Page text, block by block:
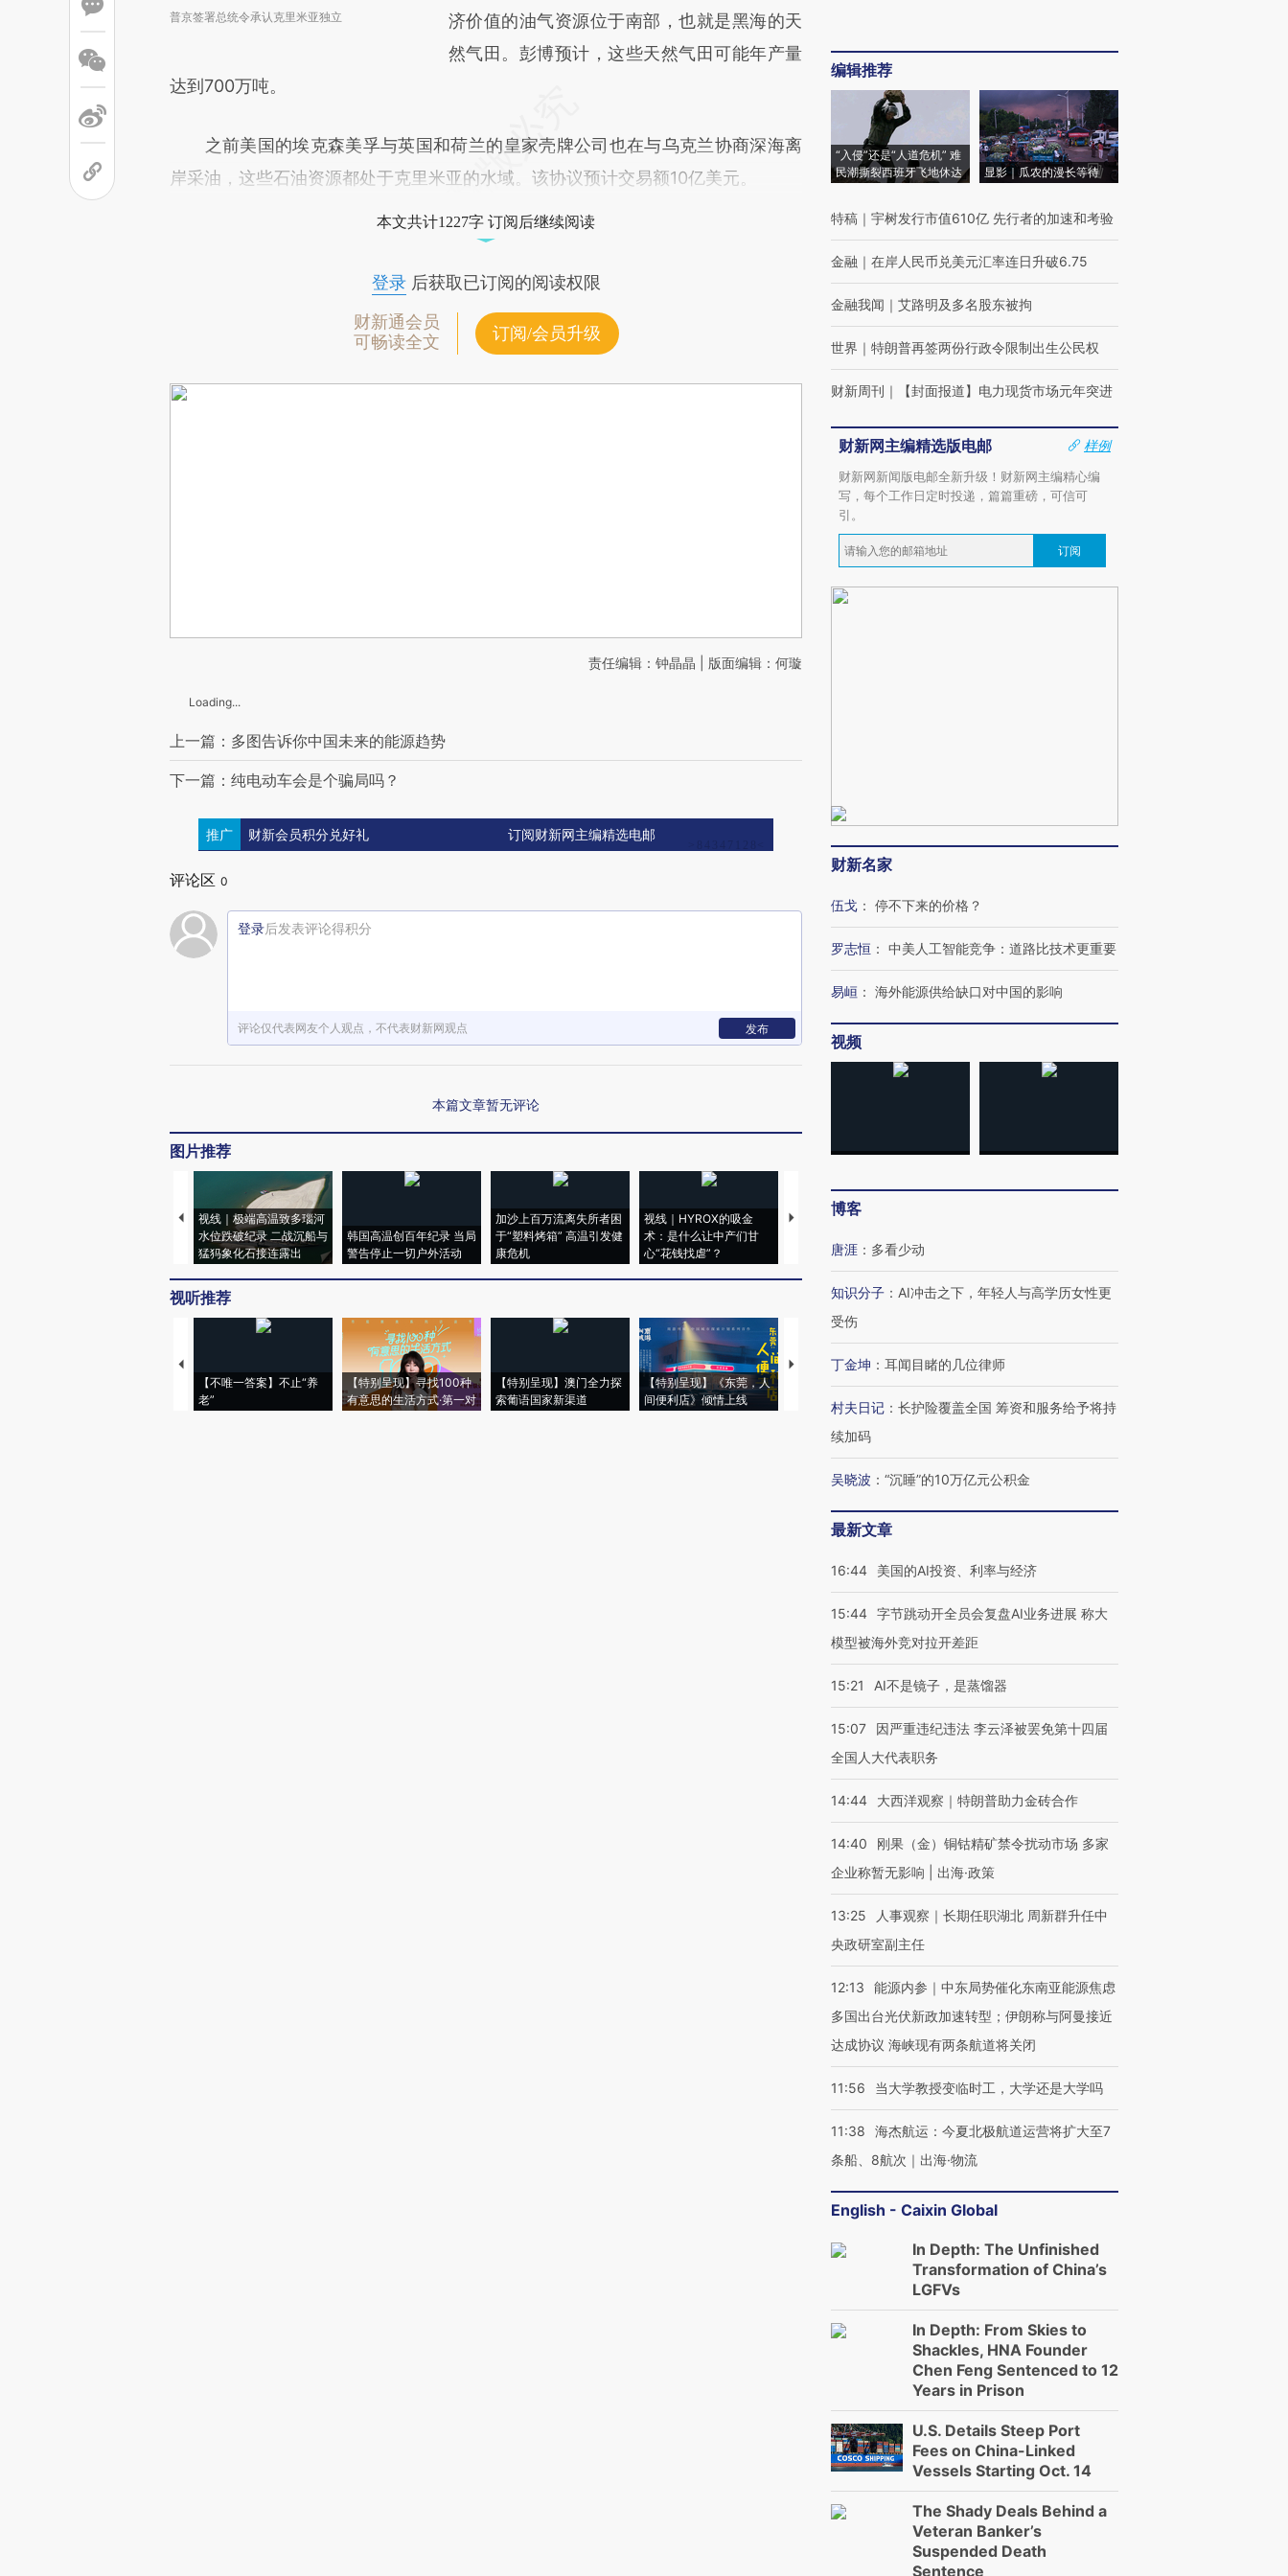
普京签署总统令承认克里米亚独立
济价值的油气资源位于南部，也就是黑海的天
然气田。彭博预计，这些天然气田可能年产量
达到700万吨。
之前美国的埃克森美孚与英国和荷兰的皇家壳牌公司也在与乌克兰协商深海离
岸采油，这些石油资源都处于克里米亚的水域。该协议预计交易额10亿美元。
本文共计1227字 订阅后继续阅读
登录后获取已订阅的阅读权限
财新通会员
可畅读全文
订阅/会员升级
责任编辑：钟晶晶 | 版面编辑：何璇
Loading...
上一篇：多图告诉你中国未来的能源趋势
下一篇：纯电动车会是个骗局吗？
推广 财新会员积分兑好礼 订阅财新网主编精选电邮
评论区 0
登录后发表评论得积分
评论仅代表网友个人观点，不代表财新网观点 发布
本篇文章暂无评论
图片推荐
视线｜极端高温致多瑙河
水位跌破纪录 二战沉船与
猛犸象化石接连露出
韩国高温创百年纪录 当局
警告停止一切户外活动
加沙上百万流离失所者困
于“塑料烤箱” 高温引发健
康危机
视线｜HYROX的吸金
术：是什么让中产们甘
心“花钱找虐”？
马航飞行员跨国走私7万
视听推荐
【不唯一答案】不止“养
老”
【特别呈现】寻找100种
有意思的生活方式·第一对
【特别呈现】澳门全力探
索葡语国家新渠道
【特别呈现】《东莞，人
间便利店》倾情上线
【推广】走进第四届链博
会，让数智科技“链”接产
【特别呈现】寻找100种
有意思的生活方式·第三对
CFO：不靠规模取胜，华
住三大增长引擎是什么？
编辑推荐
“入侵”还是“人道危机” 难
民潮撕裂西班牙飞地休达
显影｜瓜农的漫长等待
特稿 ｜ 宇树发行市值610亿 先行者的加速和考验
金融 ｜ 在岸人民币兑美元汇率连日升破6.75
金融我闻 ｜ 艾路明及多名股东被拘
世界 ｜ 特朗普再签两份行政令限制出生公民权
财新周刊 ｜ 【封面报道】电力现货市场元年突进
财新网主编精选版电邮
样例
财新网新闻版电邮全新升级！财新网主编精心编
写，每个工作日定时投递，篇篇重磅，可信可
引。
订阅
财新名家
伍戈 ： 停不下来的价格？
罗志恒 ： 中美人工智能竞争：道路比技术更重要
易峘 ： 海外能源供给缺口对中国的影响
视频
博客
唐涯 ： 多看少动
知识分子 ： AI冲击之下，年轻人与高学历女性更
受伤
丁金坤 ： 耳闻目睹的几位律师
村夫日记 ： 长护险覆盖全国 筹资和服务给予将持
续加码
吴晓波 ： “沉睡”的10万亿元公积金
最新文章
16:44 美国的AI投资、利率与经济
15:44 字节跳动开全员会复盘AI业务进展 称大
模型被海外竞对拉开差距
15:21 AI不是镜子，是蒸馏器
15:07
因严重违纪违法 李云泽被罢免第十四届
全国人大代表职务
14:44 大西洋观察｜特朗普助力金砖合作
14:40
刚果（金）铜钴精矿禁令扰动市场 多家
企业称暂无影响 | 出海·政策
13:25
人事观察｜长期任职湖北 周新群升任中
央政研室副主任
12:13
能源内参｜中东局势催化东南亚能源焦虑
多国出台光伏新政加速转型；伊朗称与阿曼接近
达成协议 海峡现有两条航道将关闭
11:56 当大学教授变临时工，大学还是大学吗
11:38
海杰航运：今夏北极航道运营将扩大至7
条船、8航次｜出海·物流
English - Caixin Global
In Depth: The Unfinished
Transformation of China’s
LGFVs
In Depth: From Skies to
Shackles, HNA Founder
Chen Feng Sentenced to 12
Years in Prison
U.S. Details Steep Port
Fees on China-Linked
Vessels Starting Oct. 14
The Shady Deals Behind a
Veteran Banker’s
Suspended Death
Sentence